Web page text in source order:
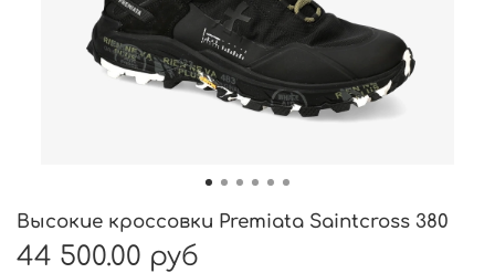
Высокие кроссовки Premiata Saintcross 380
44 500.00 руб